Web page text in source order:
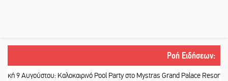
Ροή Ειδήσεων:
Καλοκαιρινό Pool Party στο Mystras Grand Palace Resort & Spa ||